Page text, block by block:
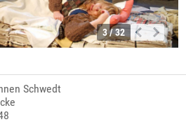
3 / 32
Schwedt